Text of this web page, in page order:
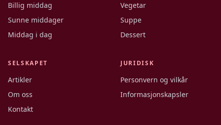
Billig middag
Sunne middager
Middag i dag
Vegetar
Suppe
Dessert
SELSKAPET
Artikler
Om oss
Kontakt
JURIDISK
Personvern og vilkår
Informasjonskapsler